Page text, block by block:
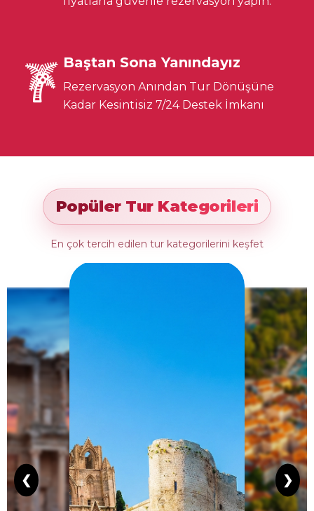
Baştan Sona Yanındayız
Rezervasyon Anından Tur Dönüşüne
Kadar Kesintisiz 7/24 Destek İmkanı
Popüler Tur Kategorileri
En çok tercih edilen tur kategorilerini keşfet
❮ ❯